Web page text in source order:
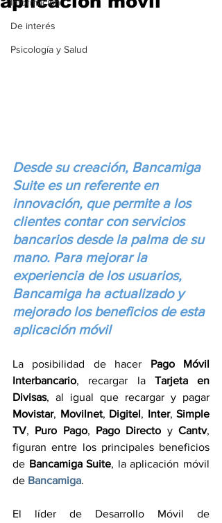
De interés
Psicología y Salud
Desde su creación, Bancamiga
Suite es un referente en
innovación, que permite a los
clientes contar con servicios
bancarios desde la palma de su
mano. Para mejorar la
experiencia de los usuarios,
Bancamiga ha actualizado y
mejorado los beneficios de esta
aplicación móvil
La posibilidad de hacer Pago Móvil
Interbancario, recargar la Tarjeta en
Divisas
Movistar, Movilnet, Digitel, Inter, Simple
TV, Puro Pago, Pago Directo y Cantv,
figuran entre los principales beneficios
de Bancamiga Suite, la aplicación móvil
de Bancamiga.